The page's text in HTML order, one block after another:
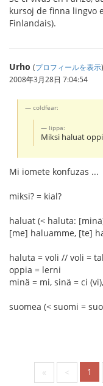
kursoj de finna lingvo
Finlandais).
Urho (プロフィールを表示)
2008年3月28日 7:04:54
coldfear:
Iippa:
Miksi haluat
Mi iomete konfuzas ...
miksi? = kial?
haluat (< haluta:
[me] haluamme, [te]
haluta = voli // voli =
oppia = lerni
minä = mi, sinä = ci
suomea (< suomi =
« < 1